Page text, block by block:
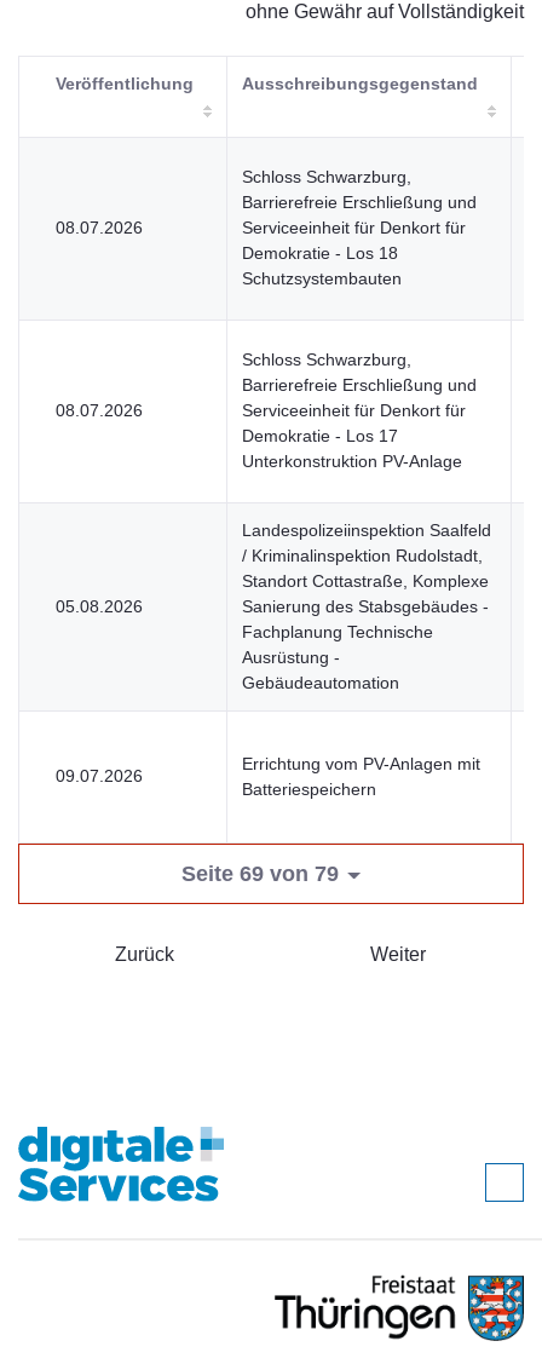
ohne Gewähr auf Vollständigkeit
Veröffentlichung Ausschreibungsgegenstand
08.07.2026
Schloss Schwarzburg,
Barrierefreie Erschließung und
Serviceeinheit für Denkort für
Demokratie - Los 18
Schutzsystembauten
08.07.2026
Schloss Schwarzburg,
Barrierefreie Erschließung und
Serviceeinheit für Denkort für
Demokratie - Los 17
Unterkonstruktion PV-Anlage
05.08.2026
Landespolizeiinspektion Saalfeld
/ Kriminalinspektion Rudolstadt,
Standort Cottastraße, Komplexe
Sanierung des Stabsgebäudes -
Fachplanung Technische
Ausrüstung -
Gebäudeautomation
09.07.2026
Errichtung vom PV-Anlagen mit
Batteriespeichern
Seite 69 von 79
Zurück Weiter